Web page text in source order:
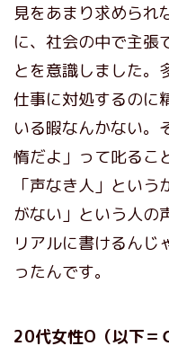
見をあまり求められ
に、社会の中で主張
とを意識しました。
仕事に対処するのに
いる暇なんかない。
惰だよ」って叱るこ
「声なき人」とい
がない」という人の
リアルに書けるんじ
ったんです。
20代女性O（以下＝